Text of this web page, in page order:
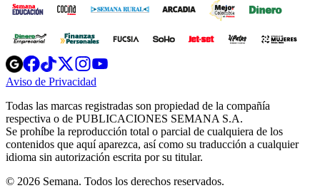
Opens
in
new
Opens
in
new
Opens
in
new
window
Opens
new
windowwindow
Aviso de Privacidad
new
window
Todas las marcas registradas son propiedad de la compañía
respectiva o de PUBLICACIONES SEMANA S.A.
Se prohíbe la reproducción total o parcial de cualquiera de los
contenidos que aquí aparezca, así como su traducción a cualquier
idioma sin autorización escrita por su titular.
© 2026 Semana. Todos los derechos reservados.